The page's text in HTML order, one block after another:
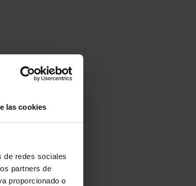
las cookies
de redes sociales
partners de
proporcionado o